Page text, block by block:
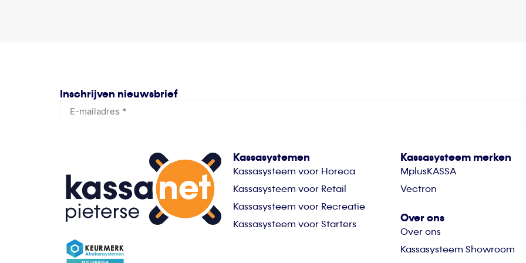
Inschrijven nieuwsbrief
Kassasystemen
Kassasysteem voor Horeca
Kassasysteem voor Retail
Kassasysteem voor Recreatie
Kassasysteem voor Starters
Kassasysteem merken
MplusKASSA
Vectron
Over ons
Over ons
Kassasysteem Showroom